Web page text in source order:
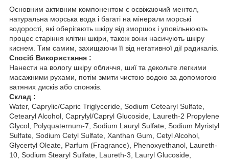
Основним активним компонентом є освіжаючий ментол,
натуральна морська вода і багаті на мінерали морські
водорості, які оберігають шкіру від зморшок і уповільнюють
процес старіння клітин шкіри, також вони насичують шкіру
киснем. Тим самим, захищаючи її від негативної дії радикалів.
Спосіб Використання :
Нанести на вологу шкіру обличчя, шиї та декольте легкими
масажними рухами, потім змити чистою водою за допомогою
ватяних дисків або спонжів.
Склад :
Water, Caprylic/Capric Triglyceride, Sodium Cetearyl Sulfate,
Cetearyl Alcohol, Caprylyl/Capryl Glucoside, Laureth-2 Propylene
Glycol, Polyquaternum-7, Sodium Lauryl Sulfate, Sodium Myristyl
Sulfate, Sodium Cetyl Sulfate, Xanthan Gum, Cetyl Alcohol,
Glycertyl Oleate, Parfum (Fragrance), Phenoxyethanol, Laureth-
10, Sodium Stearyl Sulfate, Laureth-3, Lauryl Glucoside,